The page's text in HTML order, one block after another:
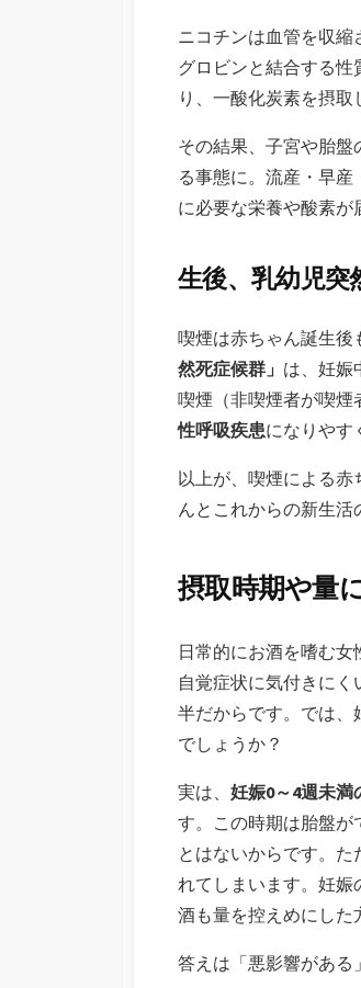
ニコチンは血管を収
グロビンと結合する
り、一酸化炭素を摂取
その結果、子宮や胎盤
る事態に。流産・早
に必要な栄養や酸素が
生後、乳幼児
喫煙は赤ちゃん誕生後
然死症候群」 は、妊娠
喫煙（非喫煙者が喫煙
性呼吸疾患になりやす
以上が、喫煙による
んとこれからの新生活
摂取時期や量
日常的にお酒を嗜む
自覚症状に気付きに
半だからです。では、
でしょうか？
実は、 妊娠0～4週未
す。この時期は胎盤が
とはないからです。
れてしまいます。妊
酒も量を控えめにした
答えは「悪影響がある